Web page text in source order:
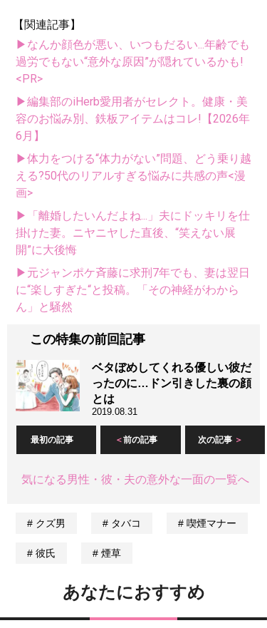
【関連記事】
▶なんか顔色が悪い、いつもだるい...年齢でも
過労でもない“意外な原因”が隠れているかも!
<PR>
▶編集部のiHerb愛用者がセレクト。健康・美
容のお悩み別、鉄板アイテムはコレ!【2026年
6月】
▶体力をつける“体力がない”問題、どう乗り越
える?50代のリアルすぎる悩みに共感の声<漫
画>
▶「離婚したいんだよね...」夫にドッキリを仕
掛けた妻。ニヤニヤした直後、“笑えない展
開”に大後悔
▶元ジャンポケ斉藤に求刑7年でも、妻は翌日
に“楽しすぎた“と投稿。「その神経がわから
ん」と騒然
この特集の前回記事
ベタぼめしてくれる優しい彼だ
ったのに…ドン引きした裏の顔
とは
2019.08.31
最初の記事 前の記事 次の記事
気になる男性・彼・夫の意外な一面の一覧へ
クズ男 タバコ 喫煙マナー
彼氏 煙草
あなたにおすすめ